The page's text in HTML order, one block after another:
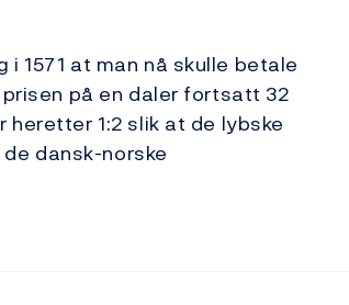
1571 at man nå skulle betale
på en daler fortsatt 32
1:2 slik at de lybske
dansk-norske